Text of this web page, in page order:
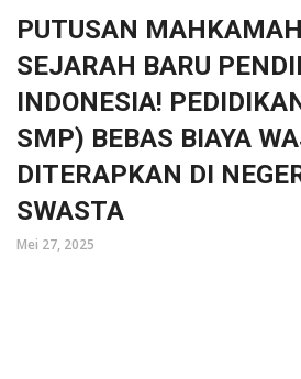
PUTUSAN
SEJARAH BARU
INDONESIA!
SMP) BEBAS BIAYA
DITERAPKAN DI
SWASTA
Mei 27, 2025